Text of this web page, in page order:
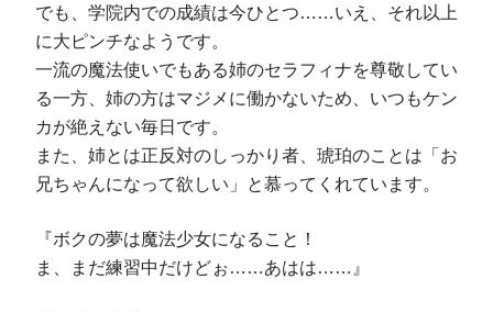
でも、学院内での成績は今ひとつ……いえ、それ以上
に大ピンチなようです。
一流の魔法使いでもある姉のセラフィナを尊敬してい
る一方、姉の方はマジメに働かないため、いつもケン
カが絶えない毎日です。
また、姉とは正反対のしっかり者、琥珀のことは「お
兄ちゃんになって欲しい」と慕ってくれています。
『ボクの夢は魔法少女になること！
ま、まだ練習中だけどぉ……あはは……』